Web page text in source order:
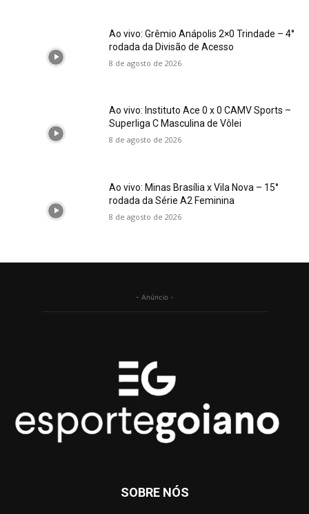
Ao vivo: Grêmio Anápolis 2×0 Trindade – 4°
rodada da Divisão de Acesso
8 de agosto de 2026
Ao vivo: Instituto Ace 0 x 0 CAMV Sports –
Superliga C Masculina de Vôlei
8 de agosto de 2026
Ao vivo: Minas Brasília x Vila Nova – 15°
rodada da Série A2 Feminina
8 de agosto de 2026
- Anúncio -
SOBRE NÓS